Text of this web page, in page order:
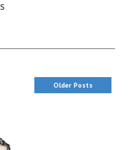
Older Posts